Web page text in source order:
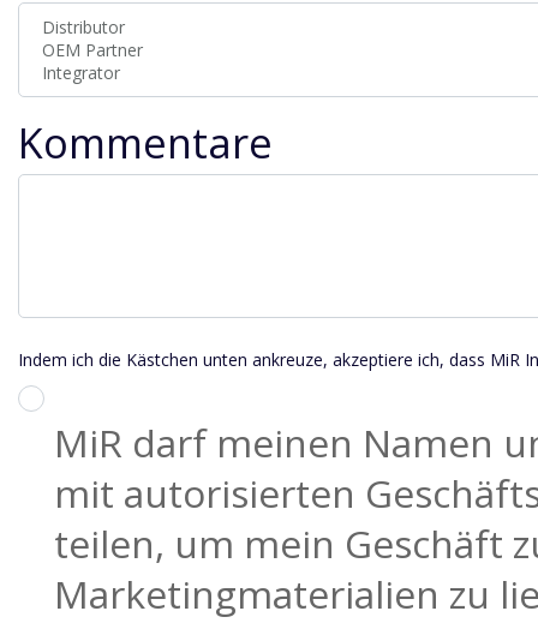
Kommentare
Indem ich die Kästchen unten ankreuze, akzeptiere ich, dass
MiR darf meinen Namen
mit autorisierten
teilen, um mein Geschäft
Marketingmaterialien zu